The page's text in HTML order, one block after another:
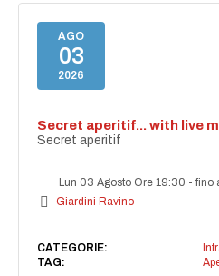
AGO
03
2026
Secret aperitif... with live
Secret aperitif
Lun 03 Agosto Ore 19:30 -fino
Giardini Ravino
CATEGORIE:
TAG: